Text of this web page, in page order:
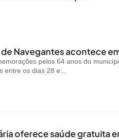
Navegantes acontece
pelos 64 anos do
entre os dias 28 e...
oferece saúde gratuita